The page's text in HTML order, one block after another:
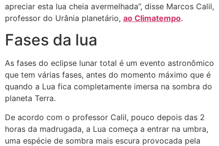
apreciar esta lua cheia avermelhada”, disse Marcos Calil,
professor do Urânia planetário, ao Climatempo.
Fases da lua
As fases do eclipse lunar total é um evento astronômico
que tem várias fases, antes do momento máximo que é
quando a Lua fica completamente imersa na sombra do
planeta Terra.
De acordo com o professor Calil, pouco depois das 2
horas da madrugada, a Lua começa a entrar na umbra,
uma espécie de sombra mais escura provocada pela